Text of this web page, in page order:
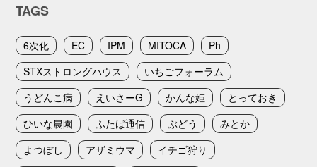
TAGS
6次化 EC IPM MITOCA
Ph
STXストロングハウス
いちごフォーラム
うどんこ病
えいさーG かんな姫
とっておき
ひいな農園
ふたば通信 ぶどう
みとか
よつぼし
アザミウマ
イチゴ狩り